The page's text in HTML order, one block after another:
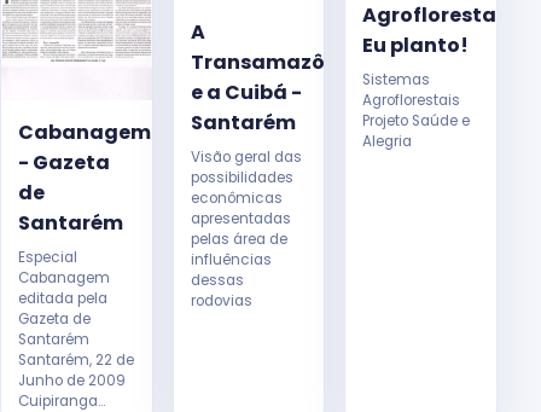
Cabanagem
- Gazeta
de
Santarém
Especial
Cabanagem
editada pela
Gazeta de
Santarém
Santarém, 22 de
Junho de 2009
Cuipiranga...
A
Transamazônica
e a Cuibá -
Santarém
Visão geral das
possibilidades
econômicas
apresentadas
pelas área de
influências
dessas
rodovias
Agrofloresta:
Eu planto!
Sistemas
Agroflorestais
Projeto Saúde e
Alegria